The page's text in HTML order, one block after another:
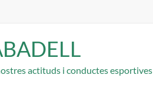
actituds i conductes esportives